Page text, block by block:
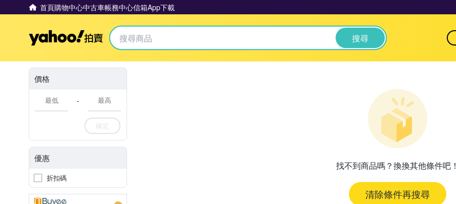
首頁購物中心中古車帳務中心信箱App下載
Yahoo拍賣 搜尋
價格
-
確定
優惠
折扣碼
找不到商品嗎？換換其他條件吧！
清除條件再搜尋